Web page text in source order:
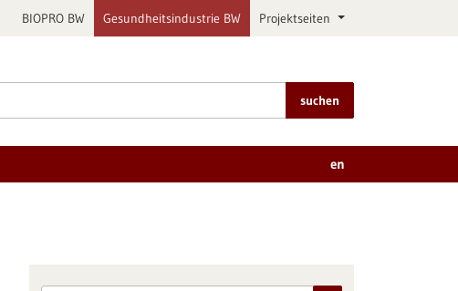
BIOPRO BW Gesundheitsindustrie BW Projektseiten
suchen
en